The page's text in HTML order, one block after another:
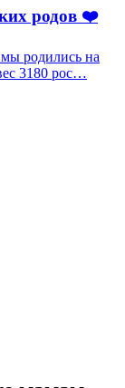
родов ❤️
родились на
3180 рос…